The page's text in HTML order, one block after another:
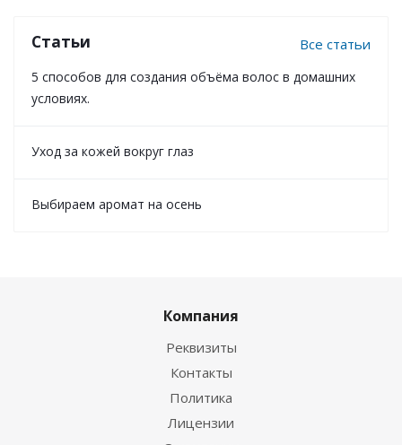
Статьи Все статьи
5 способов для создания объёма волос в домашних
условиях.
Уход за кожей вокруг глаз
Выбираем аромат на осень
Компания
Реквизиты
Контакты
Политика
Лицензии